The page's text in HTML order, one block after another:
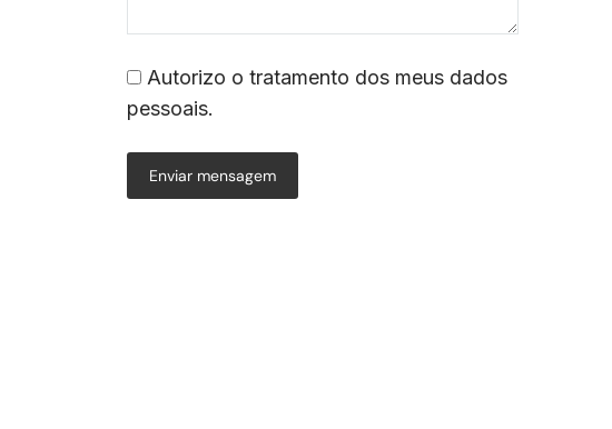
Autorizo o tratamento dos meus dados
pessoais.
Enviar mensagem